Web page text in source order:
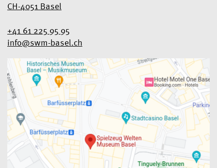
CH-4051 Basel
+41 61 225 95 95
info@swm-basel.ch